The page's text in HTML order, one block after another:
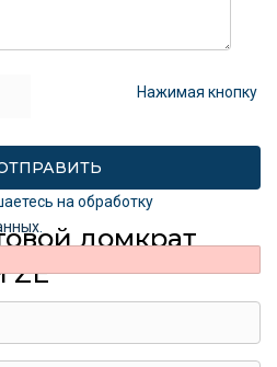
Нажимая кнопку
на обработку
домкрат
ZE